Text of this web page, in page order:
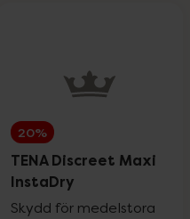
20%
TENA Discreet Maxi
InstaDry
Skydd för medelstora